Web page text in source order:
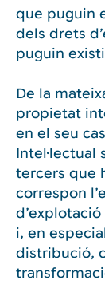
que puguin
dels drets
puguin
De la
propietat
en el seu
Intel·lectual
tercers que
correspon
i, en
distribució,